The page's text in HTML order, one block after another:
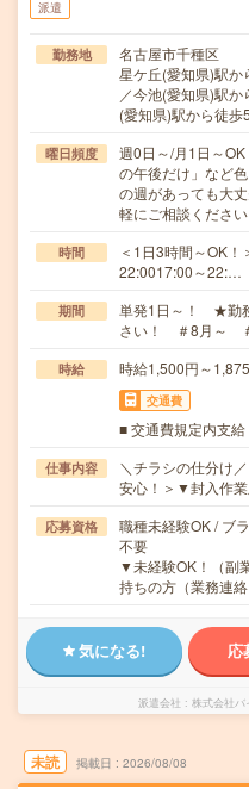
派遣
勤務地
名古屋市千種区
星ケ丘(愛知県)駅
／今池(愛知県)駅
(愛知県)駅から徒歩
曜日頻度
週0日～/月1日～
の午後だけ」など
の週があっても大
軽にご相談ください
時間
＜1日3時間～OK
22:0017:00～22:…
期間
単発1日～！ ★勤
さい！ ＃8月～
時給 時給1,500円～
交通費
■ 交通費規定内支
仕事内容
＼チラシの仕分け
安心！＞▼封入作
応募資格
職種未経験OK / ブ
不要
▼未経験OK！（副
持ちの方（業務連
気になる! 応
派遣会社 株式会社バ
未読 掲載日 2026/08/08